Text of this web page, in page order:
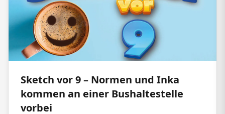
Sketch vor 9 – Normen und Inka
kommen an einer Bushaltestelle
vorbei